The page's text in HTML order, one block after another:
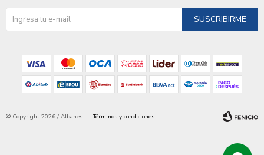
SUSCRIBIRME
© Copyright 2026 / Albanes Términos y condiciones